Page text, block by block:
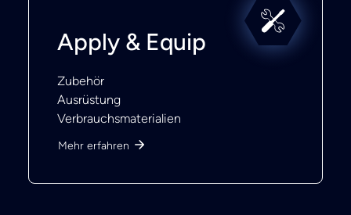
Apply & Equip
Zubehör
Ausrüstung
Verbrauchsmaterialien
Mehr erfahren